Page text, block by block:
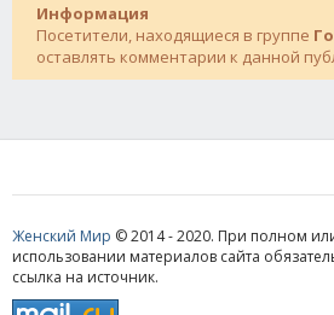
Информация
Посетители, находящиеся в группе
оставлять комментарии к данной
Женский Мир © 2014 - 2020. При полном
использовании материалов сайта
ссылка на источник.